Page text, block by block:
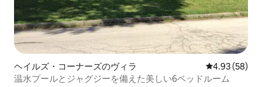
ヘイルズ・コーナーズのヴィラ レビュー58
4.93 (58)
温水プールとジャグジーを備えた美しい6ベッドルーム